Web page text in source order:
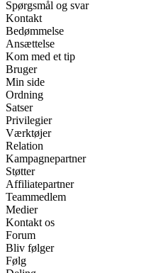
Spørgsmål og svar
Kontakt
Bedømmelse
Ansættelse
Kom med et tip
Bruger
Min side
Ordning
Satser
Privilegier
Værktøjer
Relation
Kampagnepartner
Støtter
Affiliatepartner
Teammedlem
Medier
Kontakt os
Forum
Bliv følger
Følg